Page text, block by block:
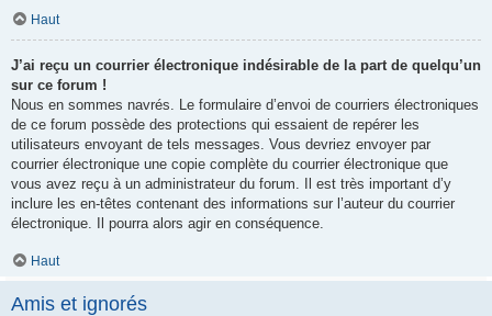
Haut
J’ai reçu un courrier électronique indésirable de la part de quelqu’un
sur ce forum !
Nous en sommes navrés. Le formulaire d’envoi de courriers électroniques
de ce forum possède des protections qui essaient de repérer les
utilisateurs envoyant de tels messages. Vous devriez envoyer par
courrier électronique une copie complète du courrier électronique que
vous avez reçu à un administrateur du forum. Il est très important d’y
inclure les en-têtes contenant des informations sur l’auteur du courrier
électronique. Il pourra alors agir en conséquence.
Haut
Amis et ignorés